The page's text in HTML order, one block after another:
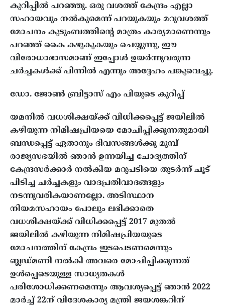
കുറിപ്പിൽ പറഞ്ഞു. ഒരു വശത്ത് കേന്ദ്രം എല്ലാ
സഹായവും നൽകുമെന്ന് പറയുകയും മറുവശത്ത്
മോചനം കുടുംബത്തിന്റെ മാത്രം കാര്യമാണെന്നും
പറഞ്ഞ് കൈ കഴുകുകയും ചെയ്യുന്നു, ഈ
വിരോധാഭാസമാണ് ഇപ്പോൾ ഉയർന്നുവരുന്ന
ചർച്ചകൾക്ക് പിന്നിൽ എന്നും അദ്ദേഹം പങ്കുവെച്ചു.
ഡോ. ജോൺ ബ്രിട്ടാസ് എം പിയുടെ കുറിപ്പ്
യമനിൽ വധശിക്ഷയ്ക്ക് വിധിക്കപ്പെട്ട് ജയിലിൽ
കഴിയുന്ന നിമിഷപ്രിയയെ മോചിപ്പിക്കുന്നതുമായി
ബന്ധപ്പെട്ട് ഏതാനും ദിവസങ്ങൾക്കു മുമ്പ്
രാജ്യസഭയിൽ ഞാൻ ഉന്നയിച്ച ചോദ്യത്തിന്
കേന്ദ്രസർക്കാർ നൽകിയ മറുപടിയെ തുടർന്ന് ചൂട്
പിടിച്ച ചർച്ചകളും വാദപ്രതിവാദങ്ങളും
നടന്നുവരികയാണല്ലോ. അടിസ്ഥാന
നിയമസഹായം പോലും ലഭിക്കാതെ
വധശിക്ഷയ്ക്ക് വിധിക്കപ്പെട്ട് 2017 മുതൽ
ജയിലിൽ കഴിയുന്ന നിമിഷപ്രിയയുടെ
മോചനത്തിന് കേന്ദ്രം ഇടപെടണമെന്നും
ബ്ലഡ്മണി നൽകി അവരെ മോചിപ്പിക്കുന്നത്
ഉൾപ്പെടെയുള്ള സാധ്യതകൾ
പരിശോധിക്കണമെന്നും ആവശ്യപ്പെട്ട് ഞാൻ 2022
മാർച്ച് 22ന് വിദേശകാര്യ മന്ത്രി ജയശങ്കറിന്